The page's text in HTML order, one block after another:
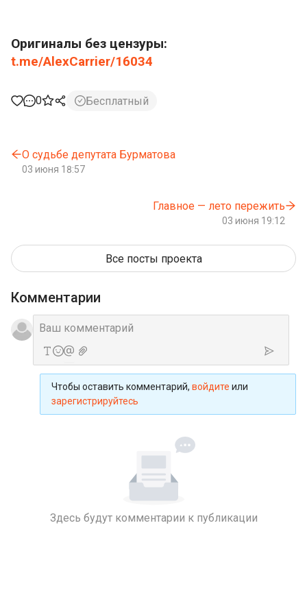
Оригиналы без цензуры:
t.me/AlexCarrier/16034
0 Бесплатный
О судьбе депутата Бурматова
03 июня 18:57
Главное — лето пережить
03 июня 19:12
Все посты проекта
Комментарии
Чтобы оставить комментарий, войдите или
зарегистрируйтесь
Здесь будут комментарии к публикации